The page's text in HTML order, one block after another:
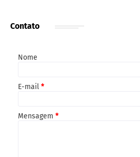
Contato
Nome
E-mail *
Mensagem *